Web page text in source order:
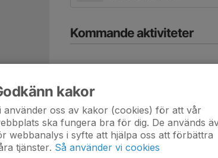
Kommande aktiviteter
Inga
Hela kalendern
kakor
använder oss av kakor (cookies) för att vår
ska fungera bra för dig. De används
webbanalys i syfte att hjälpa oss att förbättra
tjänster. Så använder vi cookies